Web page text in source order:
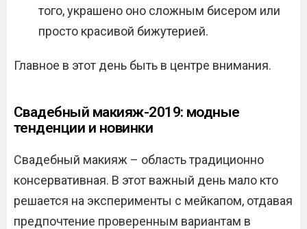
того, украшено оно сложным бисером или
просто красивой бижутерией.
Главное в этот день быть в центре внимания.
Свадебный макияж-2019: модные
тенденции и новинки
Свадебный макияж – область традиционно
консервативная. В этот важный день мало кто
решается на эксперименты с мейкапом, отдавая
предпочтение проверенным вариантам в